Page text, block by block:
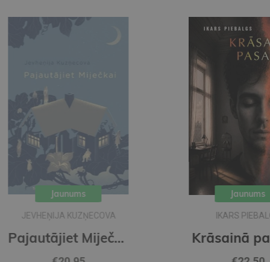
Pajautājiet Miječkai
Jaunums
IKARS PIEBALGS
Krāsainā pasaule